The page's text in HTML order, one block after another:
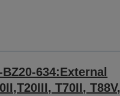
634:External
T70II, T88V,